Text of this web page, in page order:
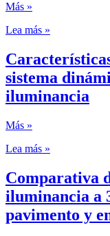
Más »
Lea más »
sistema
iluminancia
Más »
Lea más »
Comparativa
iluminancia a
pavimento y